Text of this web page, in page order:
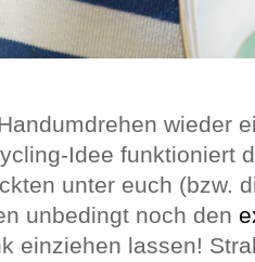
wieder
Idee funktioniert
unter euch (bzw.
unbedingt noch den
einziehen lassen!